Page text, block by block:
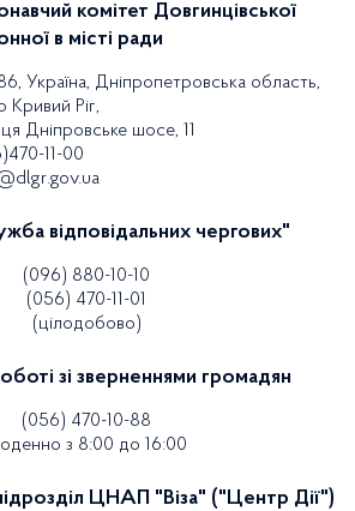
комітет Довгинцівської
в місті ради
Україна, Дніпропетровська область,
Кривий Ріг,
Дніпровське шосе, 11
11-00
відповідальних чергових"
(096) 880-10-10
(056) 470-11-01
(цілодобово)
зі зверненнями громадян
(056) 470-10-88
з 8:00 до 16:00
ЦНАП "Віза" ("Центр Дії")